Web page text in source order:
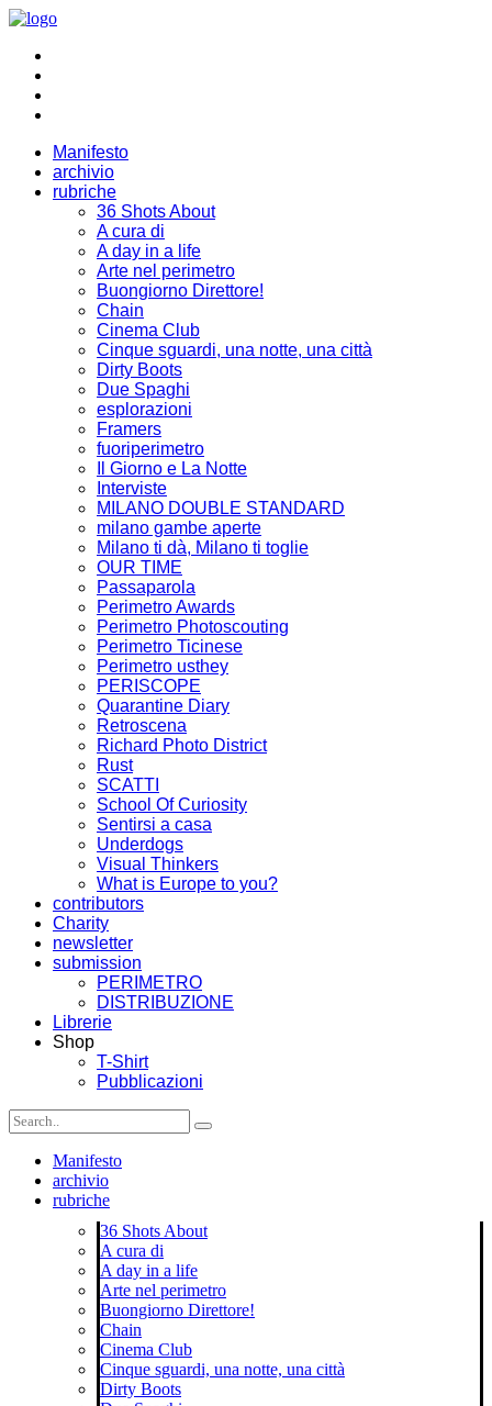
Manifesto
archivio
rubriche
36 Shots About
A cura di
A day in a life
Arte nel perimetro
Buongiorno Direttore!
Chain
Cinema Club
Cinque sguardi, una notte, una città
Dirty Boots
Due Spaghi
esplorazioni
Framers
fuoriperimetro
Il Giorno e La Notte
Interviste
MILANO DOUBLE STANDARD
milano gambe aperte
Milano ti dà, Milano ti toglie
OUR TIME
Passaparola
Perimetro Awards
Perimetro Photoscouting
Perimetro Ticinese
Perimetro usthey
PERISCOPE
Quarantine Diary
Retroscena
Richard Photo District
Rust
SCATTI
School Of Curiosity
Sentirsi a casa
Underdogs
Visual Thinkers
What is Europe to you?
contributors
Charity
newsletter
submission
PERIMETRO
DISTRIBUZIONE
Librerie
Shop
T-Shirt
Pubblicazioni
Manifesto
archivio
rubriche
36 Shots About
A cura di
A day in a life
Arte nel perimetro
Buongiorno Direttore!
Chain
Cinema Club
Cinque sguardi, una notte, una città
Dirty Boots